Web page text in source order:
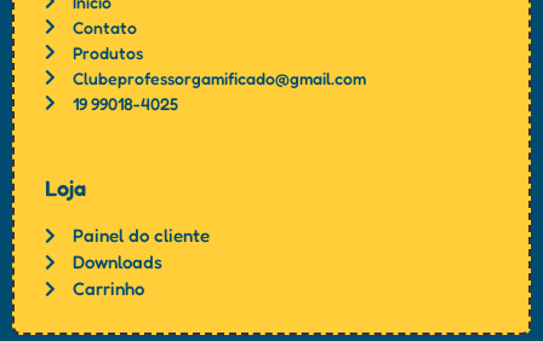
Contato
Produtos
Clubeprofessorgamificado@gmail.com
19 99018-4025
Loja
Painel do cliente
Downloads
Carrinho